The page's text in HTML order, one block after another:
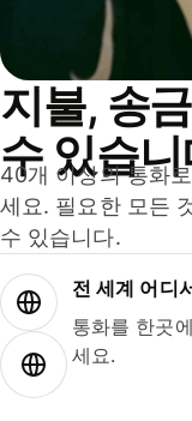
지불, 송
수 있습
40개 이상의 통화
세요. 필요한 모든
수 있습니다.
전 세계 어디
통화를 한곳
세요.